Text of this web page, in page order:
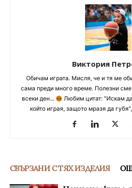
Виктория
Обичам играта. Мисля, че и тя ме
сама преди много време. Полезни
всеки ден...
Любим цитат: "Искам
който играя, защото мразя да
СВЪРЗАНИ С ТЯХ ИЗДЕЛИЯ